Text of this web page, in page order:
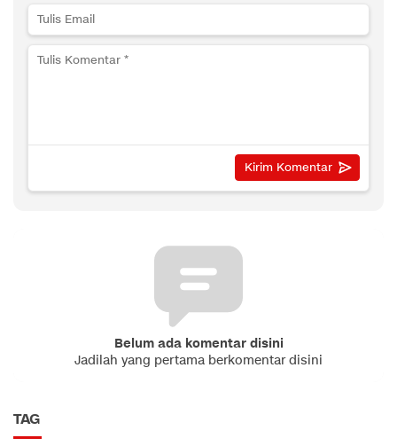
Belum ada komentar disini
Jadilah yang pertama berkomentar disini
TAG